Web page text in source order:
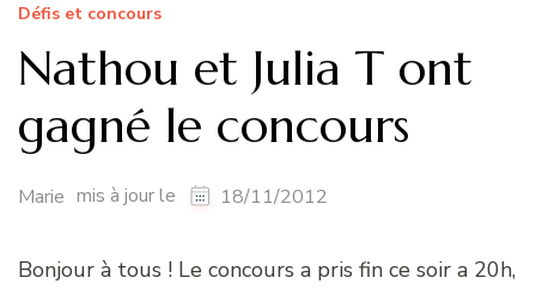
Défis et concours
Nathou et Julia T ont
gagné le concours
Marie mis à jour le 18/11/2012
Bonjour à tous ! Le concours a pris fin ce soir a 20h,